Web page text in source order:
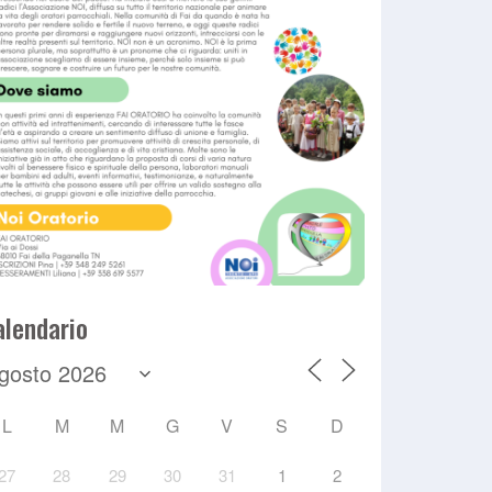
L M M G V S D
28 29 30 31 1 2